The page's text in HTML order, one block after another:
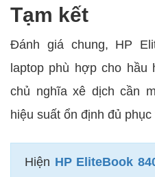
Tạm kết
Đánh giá chung, HP
laptop phù hợp cho
chủ nghĩa xê dịch cần
hiệu suất ổn định đủ
Hiện HP EliteBook